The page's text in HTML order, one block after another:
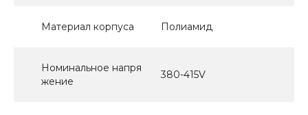
Материал корпуса Полиамид
Номинальное напря
жение
380-415V